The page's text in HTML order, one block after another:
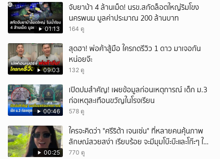
01:13
จับยาบ้า 4 ล้านเม็ด! นรข.สกัดล็อตใหญ่ริมโขง
นครพนม มูลค่าประมาณ 200 ล้านบาท
164 ดู
09:03
สุดฮา! พ่อค้าสู้มือ ใครกดรีวิว 1 ดาว มาเจอกัน
หน่อยจ๊ะ
132 ดู
00:46
เปิดปมสำคัญ! เผยข้อมูลก่อนเหตุการณ์ เด็ก ม.3
ก่อเหตุสะเทือนขวัญในโรงเรียน
578 ดู
00:25
ใครจะคิดว่า "ศรีริต้า เจนเซ่น" ที่หลายคนคุ้นภาพ
ลักษณ์สวยสง่า เรียบร้อย จะมีมุมโบ๊ะบ๊ะและโก๊ะๆ ให้
ได้อมยิ้มเหมือนกัน งานนี้ทำเอาแฟนๆ ทั้งเอ็นดูทั้ง
770 ดู